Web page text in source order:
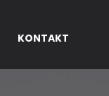
KONTAKT